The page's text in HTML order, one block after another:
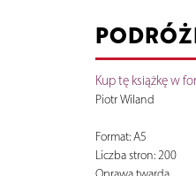
Kup tę książkę w
Piotr Wiland
Format: A5
Liczba stron: 200